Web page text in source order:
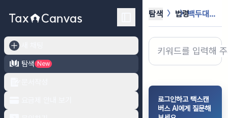
탐색
New
탐색 법령 백두대간 보호에 관한 법률
로그인하고 택스캔
버스 AI에게 질문해